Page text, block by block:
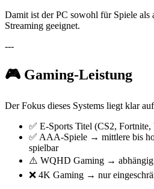
Damit ist der PC sowohl für Spiele
Streaming geeignet.
---
🎮 Gaming-Leistung
Der Fokus dieses Systems liegt klar
✅ E-Sports Titel (CS2,
✅ AAA-Spiele → mittlere bis
spielbar
⚠️ WQHD Gaming → abhängig
❌ 4K Gaming → nur